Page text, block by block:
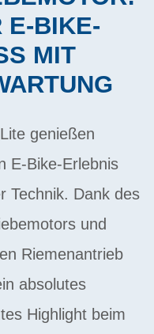
E-BIKE-
MIT M
genießen
E-Bike-Erlebnis
Technik. Dank des
und
Riemenantrieb
absolutes
Highlight beim